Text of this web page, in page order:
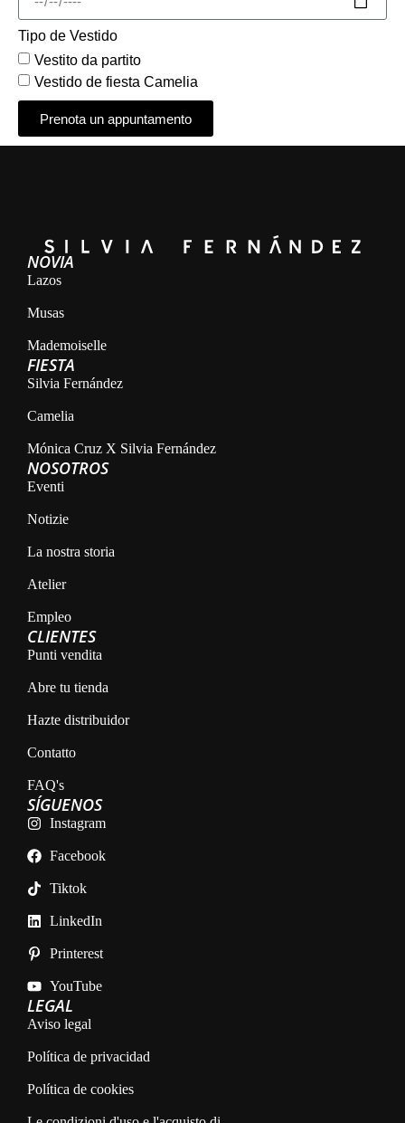
Tipo de Vestido
Vestito da partito
Vestido de fiesta Camelia
Prenota un appuntamento
Alternative:
NOVIA
Lazos
Musas
Mademoiselle
FIESTA
Silvia Fernández
Camelia
Mónica Cruz X Silvia Fernández
NOSOTROS
Eventi
Notizie
La nostra storia
Atelier
Empleo
CLIENTES
Punti vendita
Abre tu tienda
Hazte distribuidor
Contatto
FAQ's
LEGAL
Aviso legal
Política de privacidad
Política de cookies
SÍGUENOS
Instagram
Facebook
Tiktok
LinkedIn
Printerest
YouTube